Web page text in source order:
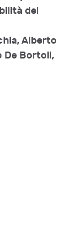
del
Alberto
De Bortoli,